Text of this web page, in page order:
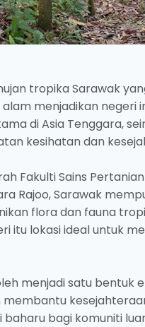
tropika Sarawak
menjadikan
di Asia Tenggara,
kesihatan dan
Fakulti Sains
Rajoo, Sarawak
flora dan fauna
itu lokasi ideal untuk
menjadi satu
membantu
bagi komuniti